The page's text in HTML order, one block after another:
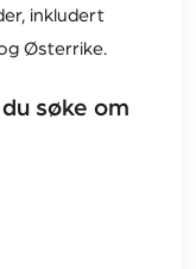
inkludert
Østerrike.
søke om